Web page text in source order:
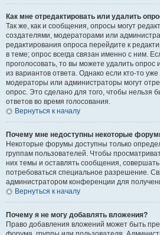
Как мне отредактировать или удалить
Так же, как и сообщения, опросы могут
создателями, модераторами или
редактирования опроса перейдите к
в теме; опрос всегда связан именно с ним.
проголосовать, то вы можете удалить опрос
из вариантов ответа. Однако если кто-то
модераторы или администраторы могут
опрос. Это сделано для того, чтобы нельзя
ответов во время голосования.
Вернуться к началу
Почему мне недоступны некоторые
Некоторые форумы доступны только
группам пользователей. Чтобы
них темы и оставлять сообщения,
потребоваться специальное разрешение.
администратором конференции для
Вернуться к началу
Почему я не могу добавлять вложения?
Право добавления вложений может быть